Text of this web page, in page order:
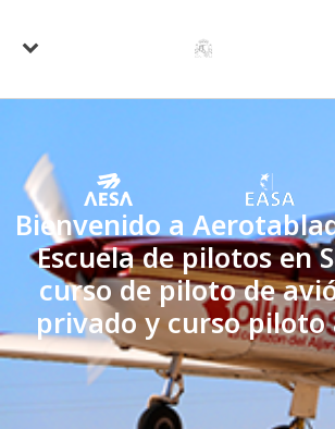
Bienvenido a
Escuela de pilotos en
curso de piloto de
privado y curso piloto